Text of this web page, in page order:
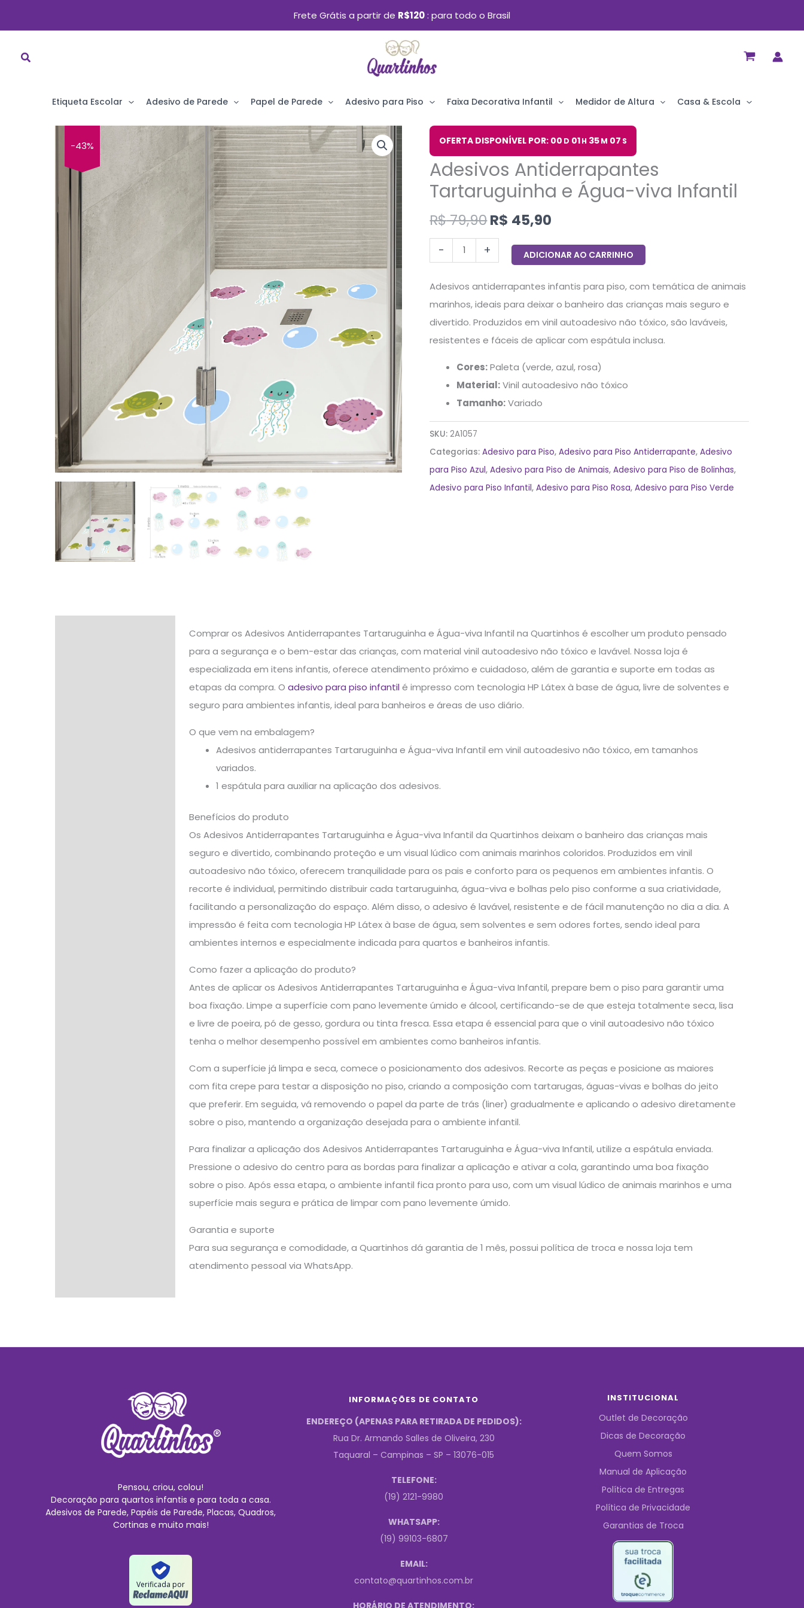
Ir
Frete Grátis a partir de R$120 para todo o Brasil
Etiqueta Escolar Adesivo de Parede Papel de Parede Adesivo para Piso Faixa Decorativa Infantil Medidor de Altura Casa & Escola
-43% OFERTA DISPONÍVEL POR: 00 D 01H 35M 06 S
Adesivos Antiderrapantes
Tartaruguinha e Água-viva Infantil
R$79,90
O
preço
original
era:
R$ 79,90.
R$ 45,90
O
preço
atual
é:
R$ 45,90.
-
Adesivos
Antiderrapantes
Tartaruguinha
e
viva
Infantil
quantidade
+ ADICIONAR AO CARRINHO
Adesivos antiderrapantes infantis para piso, com temática de animais
marinhos, ideais para deixar o banheiro das crianças mais seguro e
divertido. Produzidos em vinil autoadesivo não tóxico, são laváveis,
resistentes e fáceis de aplicar com espátula inclusa.
Cores:Paleta (verde, azul, rosa)
Material:Vinil autoadesivo não tóxico
Tamanho:Variado
SKU:2A1057
Categorias:Adesivo para Piso,Adesivo para Piso Antiderrapante,Adesivo
para Piso Azul,Adesivo para Piso de Animais,Adesivo para Piso de Bolinhas,
Adesivo para Piso Infantil,Adesivo para Piso Rosa,Adesivo para Piso Verde
Comprar os Adesivos Antiderrapantes Tartaruguinha e Água-viva Infantil na Quartinhos é escolher um produto pensado
para a segurança e o bem-estar das crianças, com material vinil autoadesivo não tóxico e lavável. Nossa loja é
especializada em itens infantis, oferece atendimento próximo e cuidadoso, além de garantia e suporte em todas as
etapas da compra. O adesivo para piso infantil é impresso com tecnologia HP Látex à base de água, livre de solventes e
seguro para ambientes infantis, ideal para banheiros e áreas de uso diário.
O que vem na embalagem?
Adesivos antiderrapantes Tartaruguinha e Água-viva Infantil em vinil autoadesivo não tóxico, em tamanhos
variados.
1 espátula para auxiliar na aplicação dos adesivos.
Benefícios do produto
Os Adesivos Antiderrapantes Tartaruguinha e Água-viva Infantil da Quartinhos deixam o banheiro das crianças mais
seguro e divertido, combinando proteção e um visual lúdico com animais marinhos coloridos. Produzidos em vinil
autoadesivo não tóxico, oferecem tranquilidade para os pais e conforto para os pequenos em ambientes infantis. O
recorte é individual, permitindo distribuir cada tartaruguinha, água-viva e bolhas pelo piso conforme a sua criatividade,
facilitando a personalização do espaço. Além disso, o adesivo é lavável, resistente e de fácil manutenção no dia a dia. A
impressão é feita com tecnologia HP Látex à base de água, sem solventes e sem odores fortes, sendo ideal para
ambientes internos e especialmente indicada para quartos e banheiros infantis.
Como fazer a aplicação do produto?
Antes de aplicar os Adesivos Antiderrapantes Tartaruguinha e Água-viva Infantil, prepare bem o piso para garantir uma
boa fixação. Limpe a superfície com pano levemente úmido e álcool, certificando-se de que esteja totalmente seca, lisa
e livre de poeira, pó de gesso, gordura ou tinta fresca. Essa etapa é essencial para que o vinil autoadesivo não tóxico
tenha o melhor desempenho possível em ambientes como banheiros infantis.
Com a superfície já limpa e seca, comece o posicionamento dos adesivos. Recorte as peças e posicione as maiores
com fita crepe para testar a disposição no piso, criando a composição com tartarugas, águas-vivas e bolhas do jeito
que preferir. Em seguida, vá removendo o papel da parte de trás (liner) gradualmente e aplicando o adesivo diretamente
sobre o piso, mantendo a organização desejada para o ambiente infantil.
Para finalizar a aplicação dos Adesivos Antiderrapantes Tartaruguinha e Água-viva Infantil, utilize a espátula enviada.
Pressione o adesivo do centro para as bordas para finalizar a aplicação e ativar a cola, garantindo uma boa fixação
sobre o piso. Após essa etapa, o ambiente infantil fica pronto para uso, com um visual lúdico de animais marinhos e uma
superfície mais segura e prática de limpar com pano levemente úmido.
Garantia e suporte
Para sua segurança e comodidade, a Quartinhos dá garantia de 1 mês, possui política de troca e nossa loja tem
atendimento pessoal via WhatsApp.
Pensou, criou, colou!
Decoração para quartos infantis e para toda a casa.
Adesivos de Parede, Papéis de Parede, Placas, Quadros,
Cortinas e muito mais!
Verificada por
INFORMAÇÕES DE CONTATO
ENDEREÇO (APENAS PARA RETIRADA DE PEDIDOS):
Rua Dr. Armando Salles de Oliveira, 230
Taquaral – Campinas – SP – 13076-015
TELEFONE:
(19) 2121-9980
WHATSAPP:
(19) 99103-6807
EMAIL:
contato@quartinhos.com.br
INSTITUCIONAL
Outlet de Decoração
Dicas de Decoração
Quem Somos
Manual de Aplicação
Política de Entregas
Política de Privacidade
Garantias de Troca